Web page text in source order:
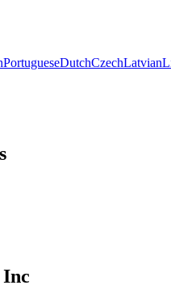
PortugueseDutchCzechLatvian